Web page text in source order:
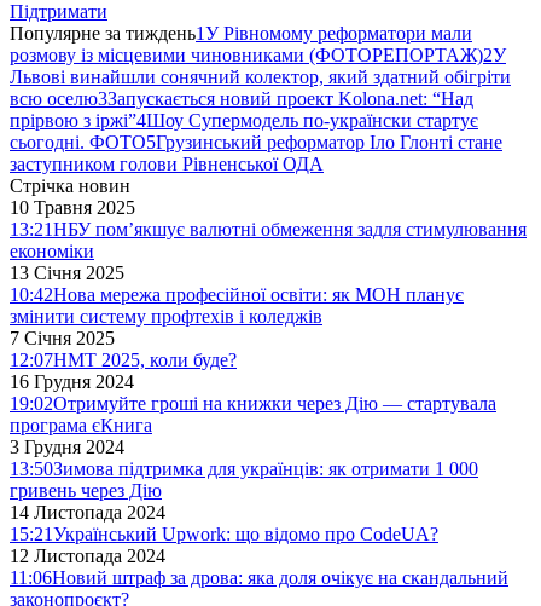
Підтримати
Популярне за тиждень1У Рівномому реформатори мали
розмову із місцевими чиновниками (ФОТОРЕПОРТАЖ)2У
Львові винайшли сонячний колектор, який здатний обігріти
всю оселю3Запускається новий проект Kolona.net: “Над
прірвою з іржі”4Шоу Супермодель по-українски стартує
сьогодні. ФОТО5Грузинський реформатор Іло Глонті стане
заступником голови Рівненської ОДА
Стрічка новин
10 Травня 2025
13:21НБУ пом’якшує валютні обмеження задля стимулювання
економіки
13 Січня 2025
10:42Нова мережа професійної освіти: як МОН планує
змінити систему профтехів і коледжів
7 Січня 2025
12:07НМТ 2025, коли буде?
16 Грудня 2024
19:02Отримуйте гроші на книжки через Дію — стартувала
програма єКнига
3 Грудня 2024
13:50Зимова підтримка для українців: як отримати 1 000
гривень через Дію
14 Листопада 2024
15:21Український Upwork: що відомо про CodeUA?
12 Листопада 2024
11:06Новий штраф за дрова: яка доля очікує на скандальний
законопроєкт?